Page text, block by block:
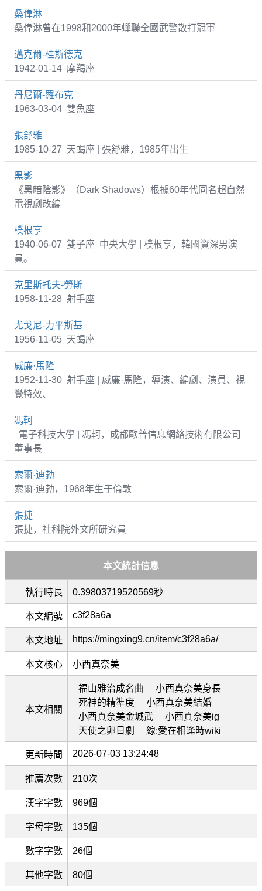
桑偉淋
桑偉淋曾在1998和2000年蟬聯全國武警散打冠軍
邁克爾-桂斯德克
1942-01-14 摩羯座
丹尼爾-羅布克
1963-03-04 雙魚座
張舒雅
1985-10-27 天蝎座 | 張舒雅，1985年出生
黑影
《黑暗陰影》（Dark Shadows）根據60年代同名超自然
電視劇改編
樸根亨
1940-06-07 雙子座 中央大學 | 樸根亨，韓國資深男演
員。
克里斯托夫-勞斯
1958-11-28 射手座
尤戈尼-力平斯基
1956-11-05 天蝎座
威廉·馬隆
1952-11-30 射手座 | 威廉·馬隆，導演、編劇、演員、視
覺特效、
馮軻
電子科技大學 | 馮軻，成都歐普信息網絡技術有限公司
董事長
索爾·迪勃
索爾·迪勃，1968年生于倫敦
張捷
張捷，社科院外文所研究員
本文統計信息
執行時長 0.39803719520569秒
本文編號 c3f28a6a
本文地址 https://mingxing9.cn/item/c3f28a6a/
本文核心 小西真奈美
本文相關
福山雅治成名曲
小西真奈美身長
死神的精準度
小西真奈美結婚
小西真奈美金城武
小西真奈美ig
天使之卵日劇
線:愛在相逢時wiki
更新時間 2026-07-03 13:24:48
推薦次數 210次
漢字字數 969個
字母字數 135個
數字字數 26個
其他字數 80個